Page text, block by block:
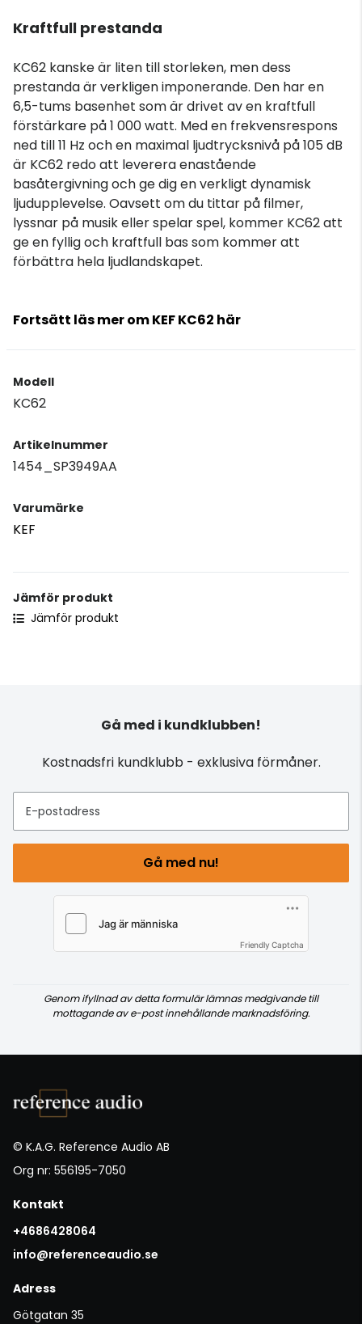
Kraftfull prestanda
KC62 kanske är liten till storleken, men dess
prestanda är verkligen imponerande. Den har en
6,5-tums basenhet som är drivet av en kraftfull
förstärkare på 1 000 watt. Med en frekvensrespons
ned till 11 Hz och en maximal ljudtrycksnivå på 105 dB
är KC62 redo att leverera enastående
basåtergivning och ge dig en verkligt dynamisk
ljudupplevelse. Oavsett om du tittar på filmer,
lyssnar på musik eller spelar spel, kommer KC62 att
ge en fyllig och kraftfull bas som kommer att
förbättra hela ljudlandskapet.
Fortsätt läs mer om KEF KC62 här
Modell
KC62
Artikelnummer
1454_SP3949AA
Varumärke
KEF
Jämför produkt
Jämför produkt
Gå med i kundklubben!
Kostnadsfri kundklubb - exklusiva förmåner.
E-postadress
Gå med nu!
Friendly Captcha
Genom ifyllnad av detta formulär lämnas medgivande till
mottagande av e-post innehållande marknadsföring.
© K.A.G. Reference Audio AB
Org nr: 556195-7050
Kontakt
+4686428064
info@referenceaudio.se
Adress
Götgatan 35